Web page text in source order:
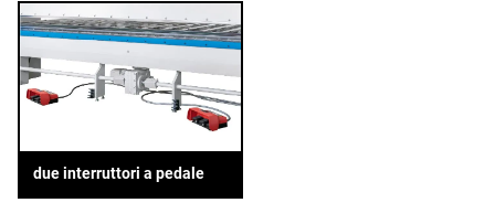
due interruttori a pedale